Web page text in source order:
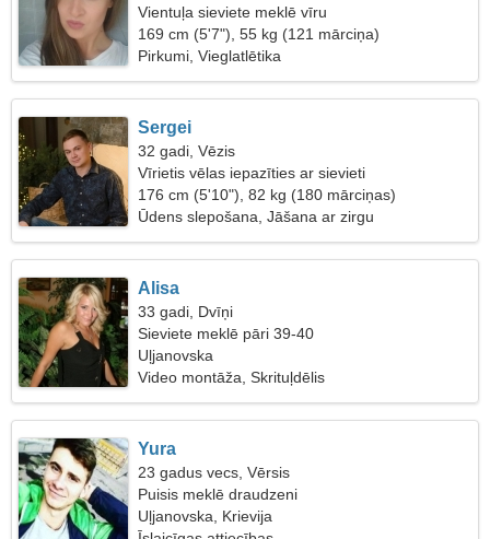
Vientuļa sieviete meklē vīru
169 cm (5'7"), 55 kg (121 mārciņa)
Pirkumi, Vieglatlētika
Sergei
32 gadi, Vēzis
Vīrietis vēlas iepazīties ar sievieti
176 cm (5'10"), 82 kg (180 mārciņas)
Ūdens slepošana, Jāšana ar zirgu
Alisa
33 gadi, Dvīņi
Sieviete meklē pāri 39-40
Uļjanovska
Video montāža, Skrituļdēlis
Yura
23 gadus vecs, Vērsis
Puisis meklē draudzeni
Uļjanovska, Krievija